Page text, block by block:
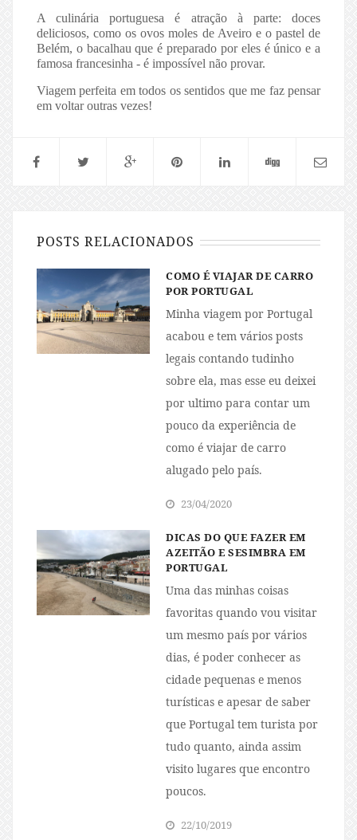
A culinária portuguesa é atração à parte: doces
deliciosos, como os ovos moles de Aveiro e o pastel de
Belém, o bacalhau que é preparado por eles é único e a
famosa francesinha - é impossível não provar.
Viagem perfeita em todos os sentidos que me faz pensar
em voltar outras vezes!
POSTS RELACIONADOS
COMO É VIAJAR DE CARRO
POR PORTUGAL
Minha viagem por Portugal
acabou e tem vários posts
legais contando tudinho
sobre ela, mas esse eu deixei
por ultimo para contar um
pouco da experiência de
como é viajar de carro
alugado pelo país.
23/04/2020
DICAS DO QUE FAZER EM
AZEITÃO E SESIMBRA EM
PORTUGAL
Uma das minhas coisas
favoritas quando vou visitar
um mesmo país por vários
dias, é poder conhecer as
cidade pequenas e menos
turísticas e apesar de saber
que Portugal tem turista por
tudo quanto, ainda assim
visito lugares que encontro
poucos.
22/10/2019